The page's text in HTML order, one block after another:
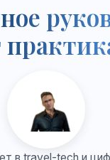
в travel-tech и